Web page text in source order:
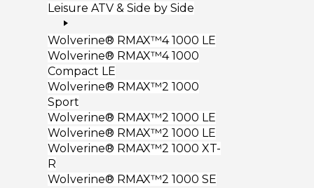
Leisure ATV & Side by Side
Wolverine® RMAX™4 1000 LE
Wolverine® RMAX™4 1000
Compact LE
Wolverine® RMAX™2 1000
Sport
Wolverine® RMAX™2 1000 LE
Wolverine® RMAX™2 1000 LE
Wolverine® RMAX™2 1000 XT-
R
Wolverine® RMAX™2 1000 SE